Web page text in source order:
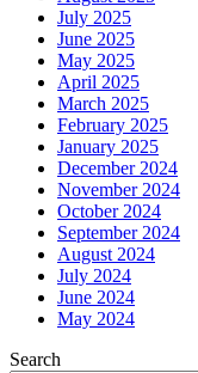
July 2025
June 2025
May 2025
April 2025
March 2025
February 2025
January 2025
December 2024
November 2024
October 2024
September 2024
August 2024
July 2024
June 2024
May 2024
Search